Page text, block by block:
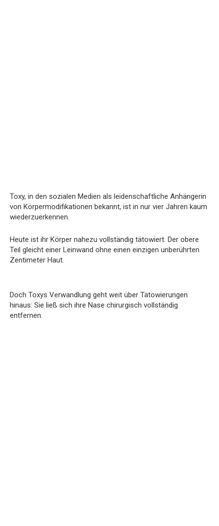
Toxy, in den sozialen Medien als leidenschaftliche Anhängerin
von Körpermodifikationen bekannt, ist in nur vier Jahren kaum
wiederzuerkennen.
Heute ist ihr Körper nahezu vollständig tätowiert. Der obere
Teil gleicht einer Leinwand ohne einen einzigen unberührten
Zentimeter Haut.
Doch Toxys Verwandlung geht weit über Tätowierungen
hinaus: Sie ließ sich ihre Nase chirurgisch vollständig
entfernen.